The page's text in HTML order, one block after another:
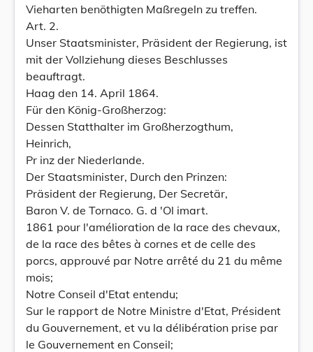
Vieharten benöthigten Maßregeln zu treffen.
Art. 2.
Unser Staatsminister, Präsident der Regierung, ist
mit der Vollziehung dieses Beschlusses
beauftragt.
Haag den 14. April 1864.
Für den König-Großherzog:
Dessen Statthalter im Großherzogthum,
Heinrich,
Pr inz der Niederlande.
Der Staatsminister, Durch den Prinzen:
Präsident der Regierung, Der Secretär,
Baron V. de Tornaco. G. d 'Ol imart.
1861 pour l'amélioration de la race des chevaux,
de la race des bêtes à cornes et de celle des
porcs, approuvé par Notre arrêté du 21 du même
mois;
Notre Conseil d'Etat entendu;
Sur le rapport de Notre Ministre d'Etat, Président
du Gouvernement, et vu la délibération prise par
le Gouvernement en Conseil;